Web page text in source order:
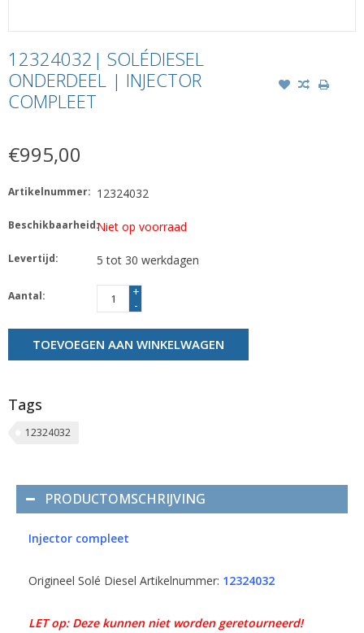
12324032| SOLÉDIESEL
ONDERDEEL | INJECTOR
COMPLEET
€995,00
Artikelnummer: 12324032
Beschikbaarheid:Niet op voorraad
Levertijd: 5 tot 30 werkdagen
Aantal:
+
-
TOEVOEGEN AAN WINKELWAGEN
Tags
12324032
PRODUCTOMSCHRIJVING
Injector compleet
Origineel Solé Diesel Artikelnummer: 12324032
LET op: Deze kunnen niet worden geretourneerd!